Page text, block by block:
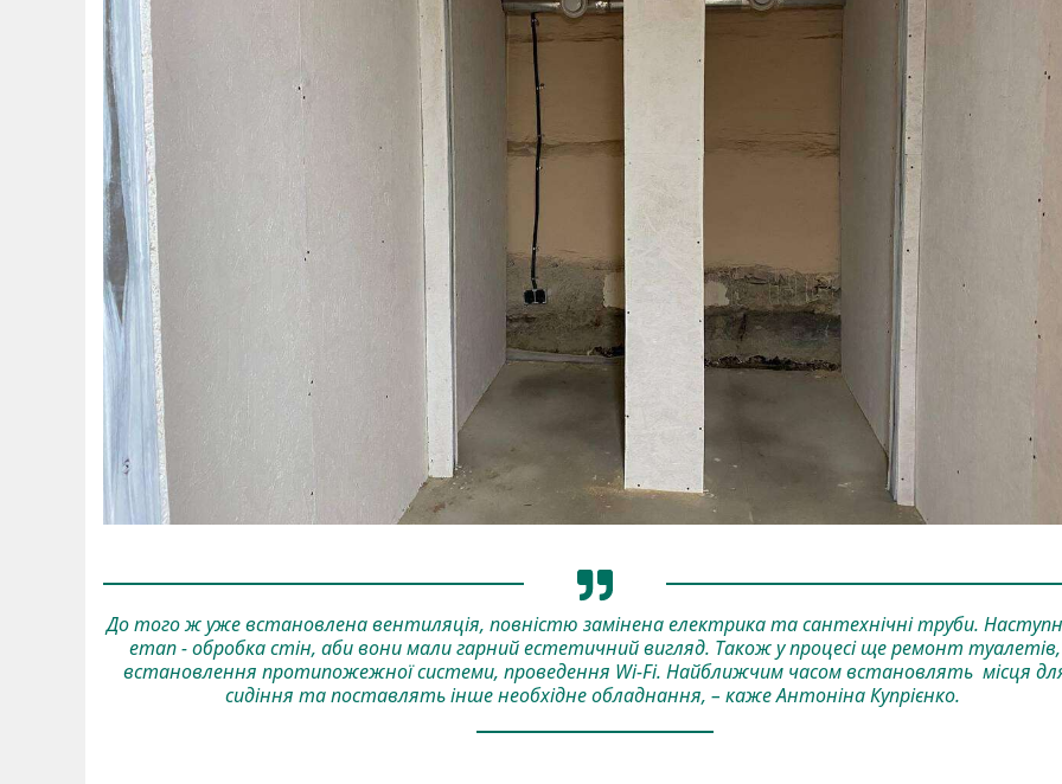
До того ж уже встановлена вентиляція, повністю замінена електрика та сантехнічні труби.
етап - обробка стін, аби вони мали гарний естетичний вигляд. Також у процесі ще ремонт туалетів,
встановлення протипожежної системи, проведення Wi-Fi. Найближчим часом встановлять місця
сидіння та поставлять інше необхідне обладнання, – каже Антоніна Купрієнко.